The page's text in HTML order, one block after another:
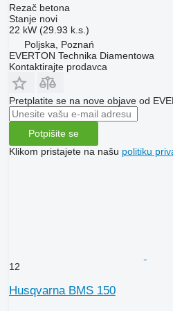
Rezač betona
Stanjenovi
22 kW (29.93 k.s.)
Poljska, Poznań
EVERTON Technika Diamentowa
Kontaktirajte prodavca
Pretplatite se na nove objave od
Potpišite se
Klikom pristajete na našu politiku
12
Husqvarna BMS 150